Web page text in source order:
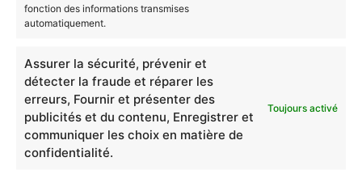
fonction des informations transmises
automatiquement.
Assurer la sécurité, prévenir et
détecter la fraude et réparer les
erreurs, Fournir et présenter des
publicités et du contenu, Enregistrer et
communiquer les choix en matière de
confidentialité.
Toujours activé
FAQ sur la VAE BTSA –
Productions Animales
Qu’est-ce que la VAE ?
La Validation des Acquis de l’Expérience (VAE) est un
dispositif permettant de faire reconnaître son
expérience professionnelle pour obtenir un diplôme.